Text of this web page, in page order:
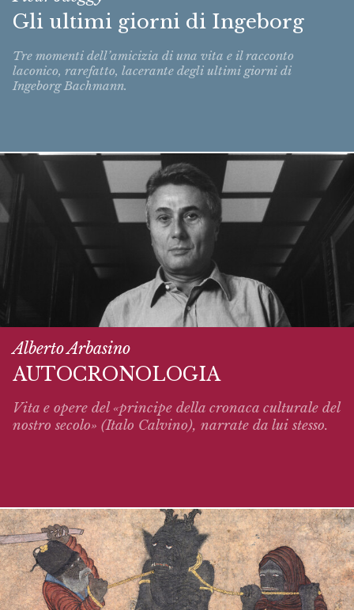
Gli ultimi giorni di Ingeborg
Tre momenti dell’amicizia di una vita e il racconto
laconico, rarefatto, lacerante degli ultimi giorni di
Ingeborg Bachmann.
Alberto Arbasino
AUTOCRONOLOGIA
Vita e opere del «principe della cronaca culturale del
nostro secolo» (Italo Calvino), narrate da lui stesso.